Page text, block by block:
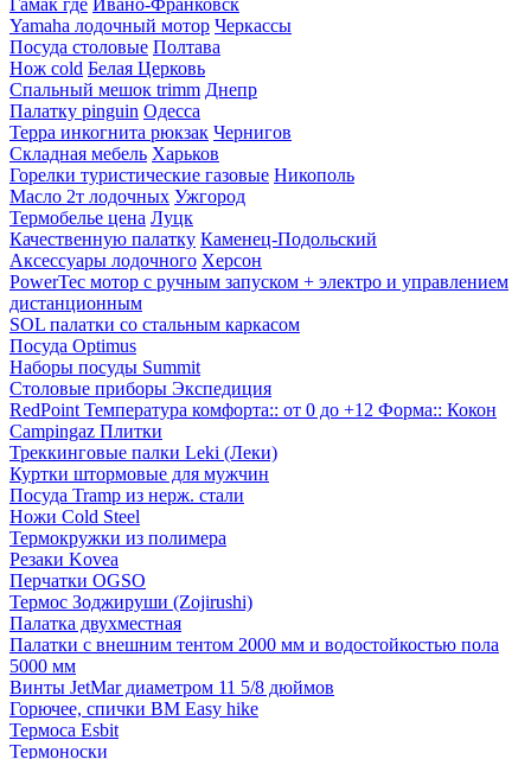
Yamaha лодочный мотор Черкассы
Посуда столовые Полтава
Нож cold Белая Церковь
Спальный мешок trimm Днепр
Палатку pinguin Одесса
Терра инкогнита рюкзак Чернигов
Складная мебель Харьков
Горелки туристические газовые Никополь
Масло 2т лодочных Ужгород
Термобелье цена Луцк
Качественную палатку Каменец-Подольский
Аксессуары лодочного Херсон
PowerTec мотор с ручным запуском + электро и управлением
дистанционным
SOL палатки со стальным каркасом
Посуда Optimus
Наборы посуды Summit
Столовые приборы Экспедиция
RedPoint Температура комфорта:: от 0 до +12 Форма:: Кокон
Campingaz Плитки
Треккинговые палки Leki (Леки)
Куртки штормовые для мужчин
Посуда Tramp из нерж. стали
Ножи Cold Steel
Термокружки из полимера
Резаки Kovea
Перчатки OGSO
Термос Зоджируши (Zojirushi)
Палатка двухместная
Палатки с внешним тентом 2000 мм и водостойкостью пола
5000 мм
Винты JetMar диаметром 11 5/8 дюймов
Горючее, спички BM Easy hike
Термоса Esbit
Термоноски